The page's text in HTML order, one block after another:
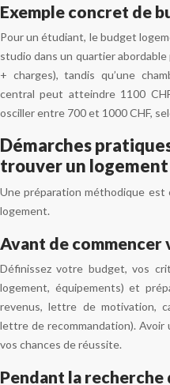
Exemple concret de
Pour un étudiant, le budget
studio dans un quartier
+ charges), tandis qu’une
central peut atteindre 1100
osciller entre 700 et 1000 CHF,
Démarches
trouver un
Une préparation méthodique est
logement.
Avant de
Définissez votre budget, vos
logement, équipements) et
revenus, lettre de motivation,
lettre de recommandation).
vos chances de réussite.
Pendant la recherche